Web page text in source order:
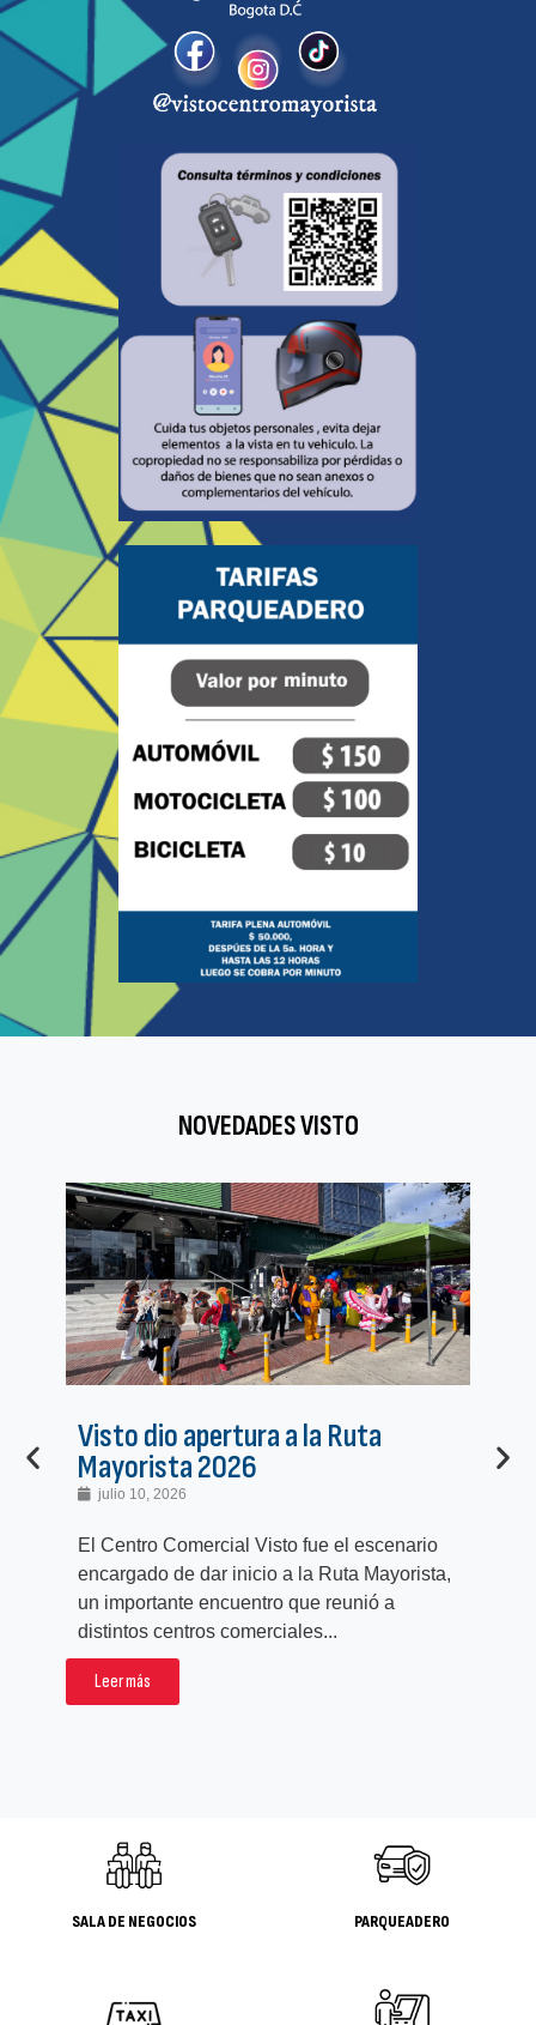
NOVEDADES VISTO
Visto dio apertura a la Ruta
Mayorista 2026
julio 10, 2026
El Centro Comercial Visto fue el escenario
encargado de dar inicio a la Ruta Mayorista,
un importante encuentro que reunió a
distintos centros comerciales...
Leer más
SALA DE NEGOCIOS PARQUEADERO